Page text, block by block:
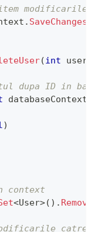
modificarile
.
(int
dupa ID in
databaseContext
)
context
<User>( ) . Remove
catre